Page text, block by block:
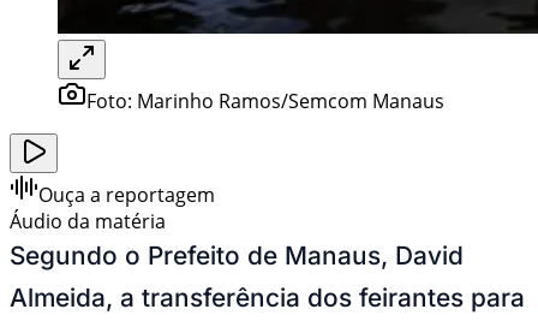
Foto: Marinho Ramos/Semcom Manaus
Ouça a reportagem
Áudio da matéria
Segundo o Prefeito de Manaus, David
Almeida, a transferência dos feirantes para